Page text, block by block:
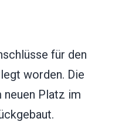
für den
worden. Die
neuen Platz im